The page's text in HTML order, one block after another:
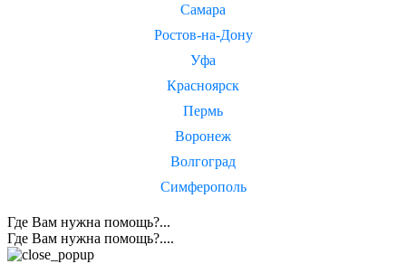
Самара
Ростов-на-Дону
Уфа
Красноярск
Пермь
Воронеж
Волгоград
Симферополь
Где Вам нужна помощь?...
Где Вам нужна помощь?....